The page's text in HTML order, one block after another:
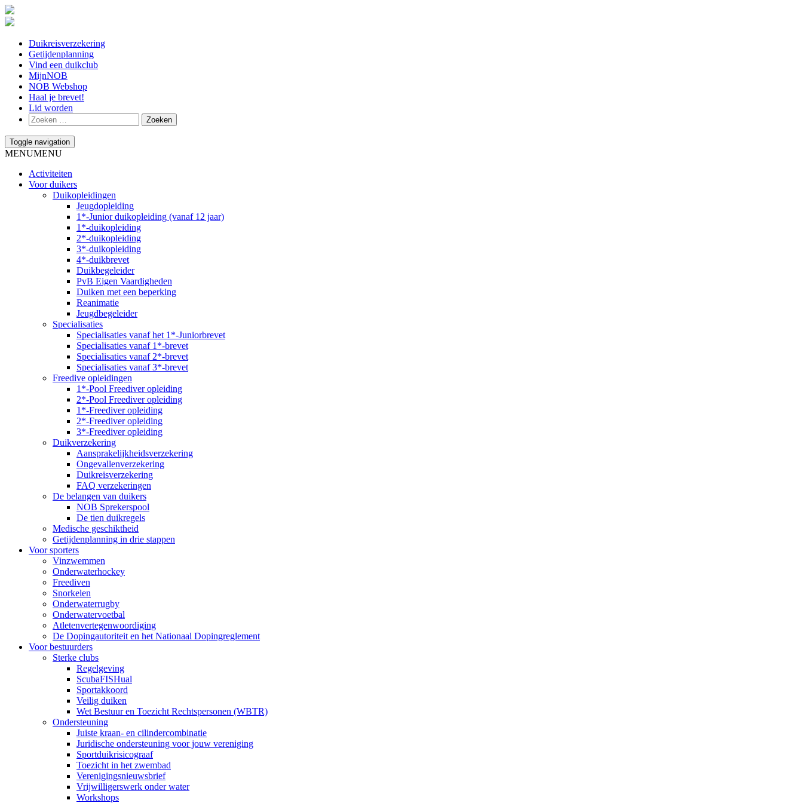
Duikreisverzekering
Getijdenplanning
Vind een duikclub
MijnNOB
NOB Webshop
Haal je brevet!
Lid worden
Toggle navigation
MENUMENU
Activiteiten
Voor duikers
Duikopleidingen
Jeugdopleiding
1*-Junior duikopleiding (vanaf 12 jaar)
1*-duikopleiding
2*-duikopleiding
3*-duikopleiding
4*-duikbrevet
Duikbegeleider
PvB Eigen Vaardigheden
Duiken met een beperking
Reanimatie
Jeugdbegeleider
Specialisaties
Specialisaties vanaf het 1*-Juniorbrevet
Specialisaties vanaf 1*-brevet
Specialisaties vanaf 2*-brevet
Specialisaties vanaf 3*-brevet
Freedive opleidingen
1*-Pool Freediver opleiding
2*-Pool Freediver opleiding
1*-Freediver opleiding
2*-Freediver opleiding
3*-Freediver opleiding
Duikverzekering
Aansprakelijkheidsverzekering
Ongevallenverzekering
Duikreisverzekering
FAQ verzekeringen
De belangen van duikers
NOB Sprekerspool
De tien duikregels
Medische geschiktheid
Getijdenplanning in drie stappen
Voor sporters
Vinzwemmen
Onderwaterhockey
Freediven
Snorkelen
Onderwaterrugby
Onderwatervoetbal
Atletenvertegenwoordiging
De Dopingautoriteit en het Nationaal Dopingreglement
Voor bestuurders
Sterke clubs
Regelgeving
ScubaFISHual
Sportakkoord
Veilig duiken
Wet Bestuur en Toezicht Rechtspersonen (WBTR)
Ondersteuning
Juiste kraan- en cilindercombinatie
Juridische ondersteuning voor jouw vereniging
Sportduikrisicograaf
Toezicht in het zwembad
Verenigingsnieuwsbrief
Vrijwilligerswerk onder water
Workshops